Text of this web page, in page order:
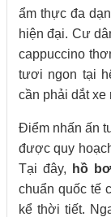
ẩm thực đa
hiện đại. Cư
cappuccino
tươi ngon tại
cần phải dắt xe
Điểm nhấn ấn
được quy
Tại đây,
hồ
chuẩn quốc tế
kể thời tiết.